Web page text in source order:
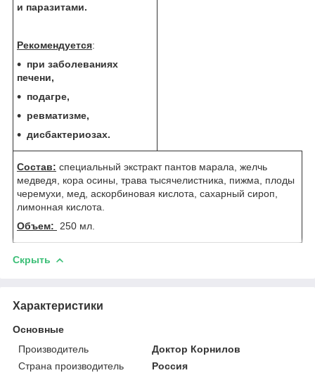
и паразитами.
Рекомендуется:
при заболеваниях
печени,
подагре,
ревматизме,
дисбактериозах.
Состав: специальный экстракт пантов марала, желчь
медведя, кора осины, трава тысячелистника, пижма, плоды
черемухи, мед, аскорбиновая кислота, сахарный сироп,
лимонная кислота.
Объем:
250 мл.
Скрыть
Характеристики
Основные
Производитель
Доктор Корнилов
Страна производитель
Россия